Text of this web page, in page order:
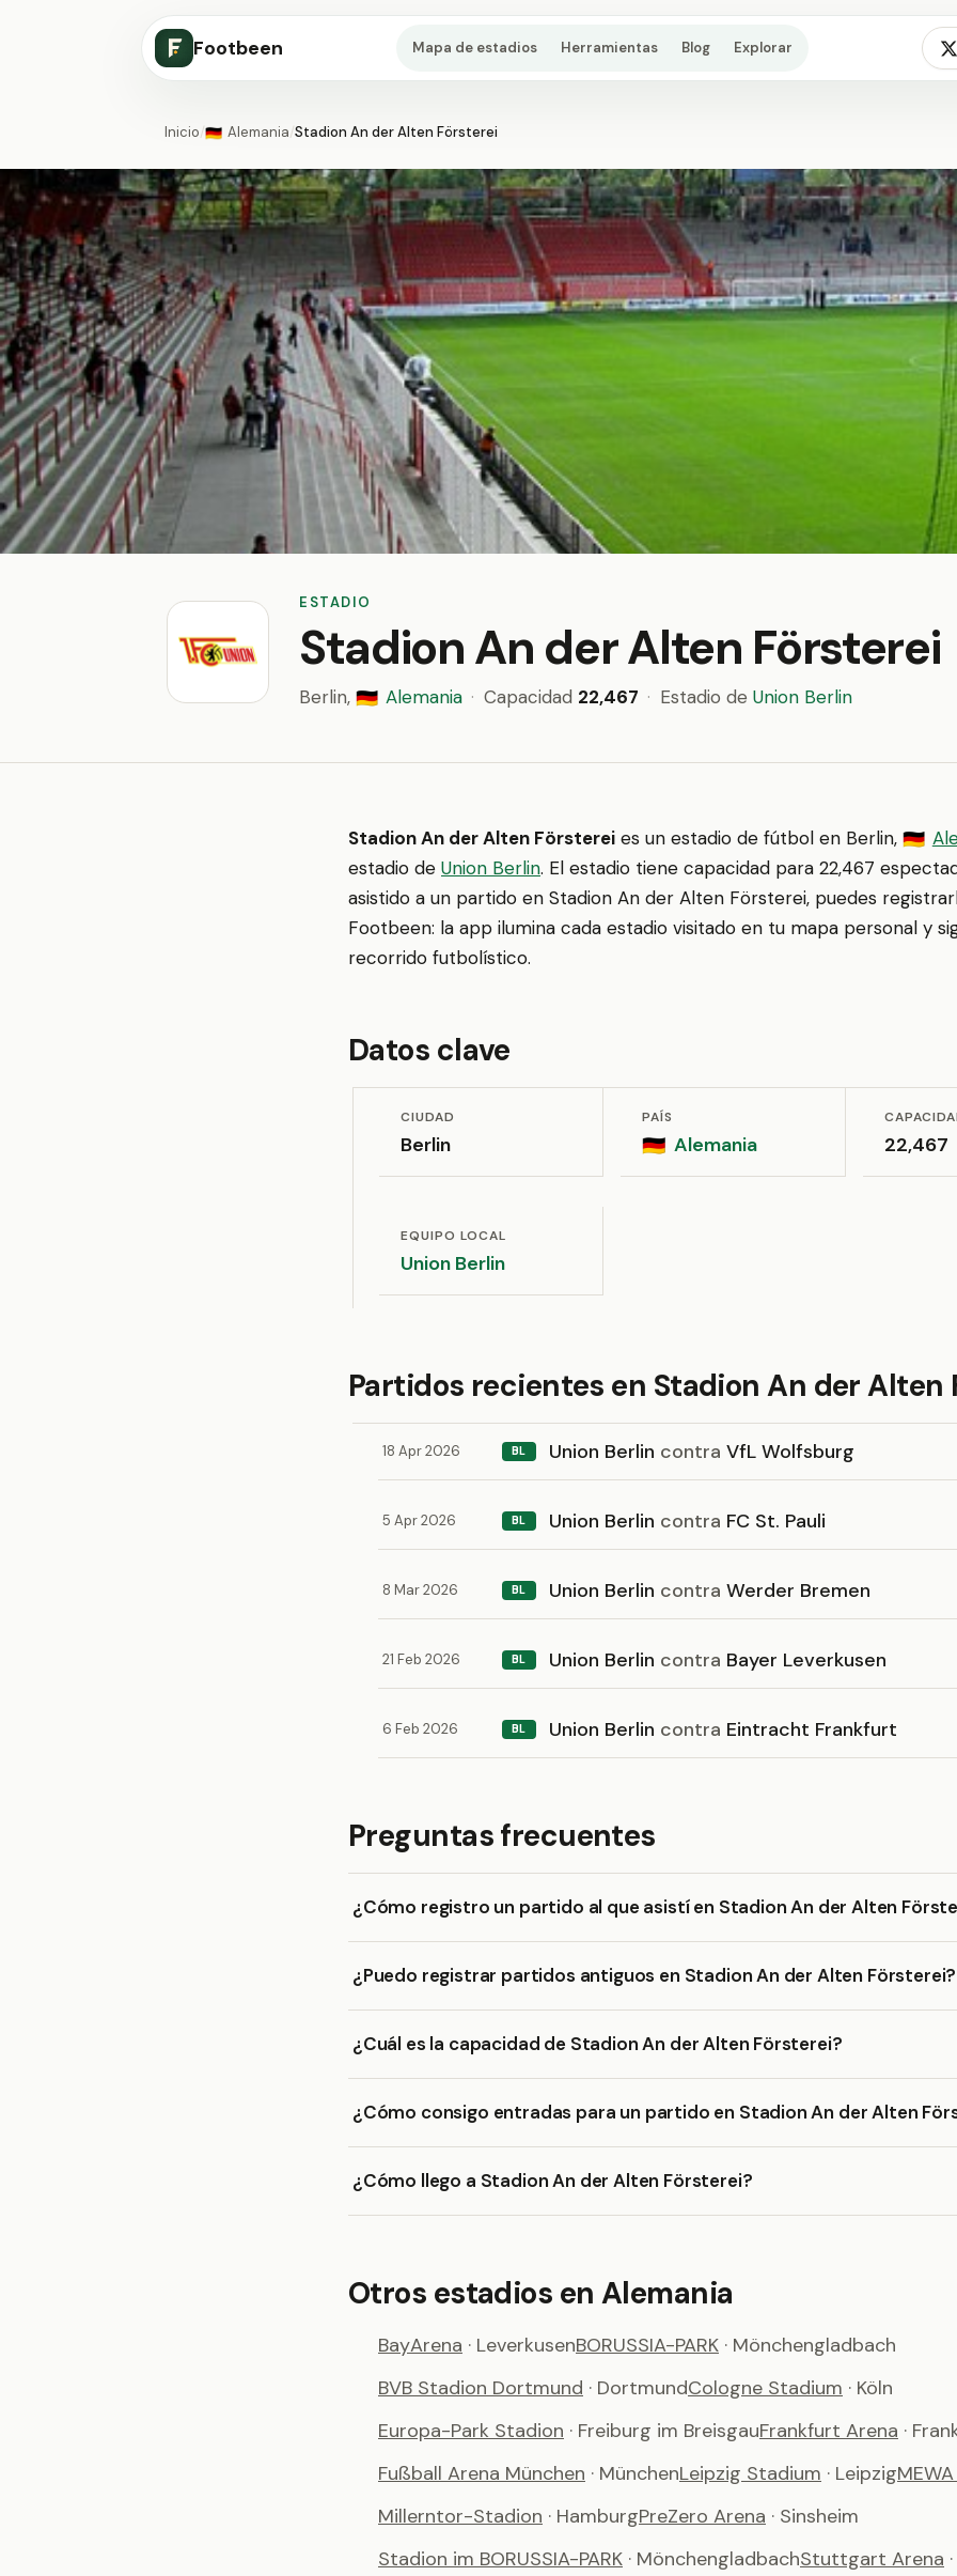
Footbeen Mapa de estadios Herramientas Blog Explorar
Inicio/🇩🇪 Alemania/Stadion An der Alten Försterei
ESTADIO
Stadion An der Alten Försterei
Berlin, 🇩🇪 Alemania · Capacidad 22,467 · Estadio de Union Berlin
Stadion An der Alten Försterei es un estadio de fútbol en Berlin, 🇩🇪
estadio de Union Berlin. El estadio tiene capacidad para 22,467
asistido a un partido en Stadion An der Alten Försterei, puedes
Footbeen: la app ilumina cada estadio visitado en tu mapa personal y
recorrido futbolístico.
Datos clave
CIUDAD
Berlin
PAÍS
🇩🇪 Alemania 22,467
EQUIPO LOCAL
Union Berlin
Partidos recientes en Stadion An der Alten
18 Apr 2026 BL Union Berlin contra VfL Wolfsburg
5 Apr 2026 BL Union Berlin contra FC St. Pauli
8 Mar 2026 BL Union Berlin contra Werder Bremen
21 Feb 2026 BL Union Berlin contra Bayer Leverkusen
6 Feb 2026 BL Union Berlin contra Eintracht Frankfurt
Preguntas frecuentes
¿Cómo registro un partido al que asistí en Stadion An der Alten
¿Puedo registrar partidos antiguos en Stadion An der Alten Försterei?
¿Cuál es la capacidad de Stadion An der Alten Försterei?
¿Cómo consigo entradas para un partido en Stadion An der Alten
¿Cómo llego a Stadion An der Alten Försterei?
Otros estadios en Alemania
BayArena · LeverkusenBORUSSIA-PARK · Mönchengladbach
BVB Stadion Dortmund · DortmundCologne Stadium · Köln
Europa-Park Stadion · Freiburg im BreisgauFrankfurt Arena ·
Fußball Arena München · MünchenLeipzig Stadium · Leipzig
Millerntor-Stadion · HamburgPreZero Arena · Sinsheim
Stadion im BORUSSIA-PARK · MönchengladbachStuttgart Arena